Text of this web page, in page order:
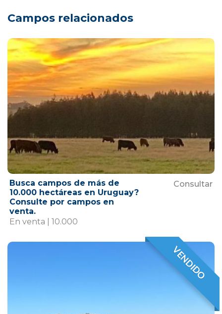
Campos relacionados
Busca campos de más de
10.000 hectáreas en Uruguay?
Consulte por campos en
venta.
Consultar
En venta | 10.000
VENDIDO
VENDIDO